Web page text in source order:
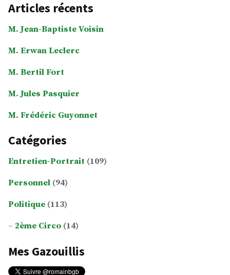
Articles récents
M. Jean-Baptiste Voisin
M. Erwan Leclerc
M. Bertil Fort
M. Jules Pasquier
M. Frédéric Guyonnet
Catégories
Entretien-Portrait (109)
Personnel (94)
Politique (113)
2ème Circo (14)
Mes Gazouillis